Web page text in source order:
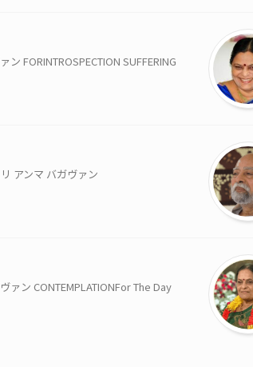
FORINTROSPECTION SUFFERING
アンマ バガヴァン
ン CONTEMPLATIONFor The Day